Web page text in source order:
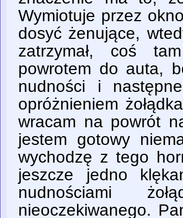
Wymiotuje przez
dosyć żenujące,
zatrzymał, coś
powrotem do auta,
nudności i
opróżnieniem
wracam na powrót
jestem gotowy
wychodzę z tego
jeszcze jedno
nudnościami
nieoczekiwanego.